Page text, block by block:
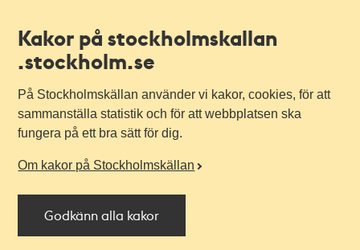
Kakor på stockholmskallan
.stockholm.se
På Stockholmskällan använder vi kakor, cookies, för att
sammanställa statistik och för att webbplatsen ska
fungera på ett bra sätt för dig.
Om kakor på Stockholmskällan
Godkänn alla kakor